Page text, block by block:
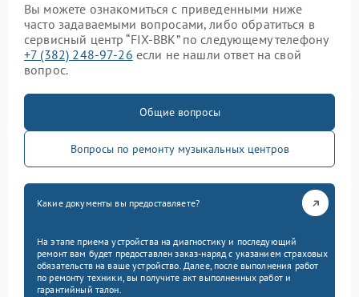
Вы можете ознакомиться с приведенными ниже
часто задаваемыми вопросами, либо обратиться в
сервисный центр “FIX-BBK” по следующему телефону
+7 (382) 248-97-26 если не нашли ответ на свой
вопрос.
Общие вопросы
Вопросы по ремонту музыкальных центров
Какие документы вы предоставляете?
На этапе приема устройства на диагностику и последующий
ремонт вам будет предоставлен заказ-наряд с указанием страховых
обязательств на ваше устройство. Далее, после выполнения работ
по ремонту техники, вы получите акт выполненных работ и
гарантийный талон.